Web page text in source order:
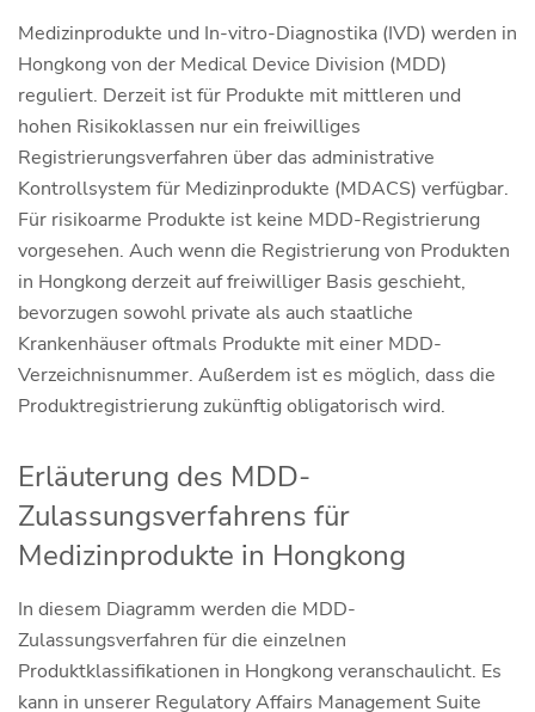
Medizinprodukte und In-vitro-Diagnostika (IVD) werden in
Hongkong von der Medical Device Division (MDD)
reguliert. Derzeit ist für Produkte mit mittleren und
hohen Risikoklassen nur ein freiwilliges
Registrierungsverfahren über das administrative
Kontrollsystem für Medizinprodukte (MDACS) verfügbar.
Für risikoarme Produkte ist keine MDD-Registrierung
vorgesehen. Auch wenn die Registrierung von Produkten
in Hongkong derzeit auf freiwilliger Basis geschieht,
bevorzugen sowohl private als auch staatliche
Krankenhäuser oftmals Produkte mit einer MDD-
Verzeichnisnummer. Außerdem ist es möglich, dass die
Produktregistrierung zukünftig obligatorisch wird.
Erläuterung des MDD-
Zulassungsverfahrens für
Medizinprodukte in Hongkong
In diesem Diagramm werden die MDD-
Zulassungsverfahren für die einzelnen
Produktklassifikationen in Hongkong veranschaulicht. Es
kann in unserer Regulatory Affairs Management Suite